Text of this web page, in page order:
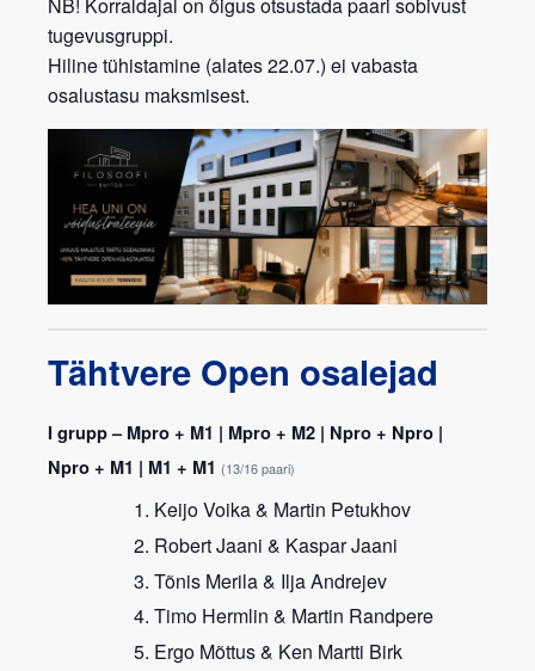
tugevusgruppi.
Hiline tühistamine (alates 22.07.) ei vabasta
osalustasu maksmisest.
Tähtvere Open osalejad
I grupp – Mpro + M1 | Mpro + M2 | Npro + Npro |
Npro + M1 | M1 + M1 (13/16 paari)
Keijo Voika & Martin Petukhov
Robert Jaani & Kaspar Jaani
Tõnis Merila & Ilja Andrejev
Timo Hermlin & Martin Randpere
Ergo Mõttus & Ken Martti Birk